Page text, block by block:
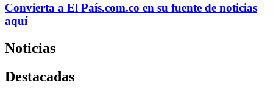
Convierta a El País.com.co en su fuente de noticias
aquí
Noticias
Destacadas